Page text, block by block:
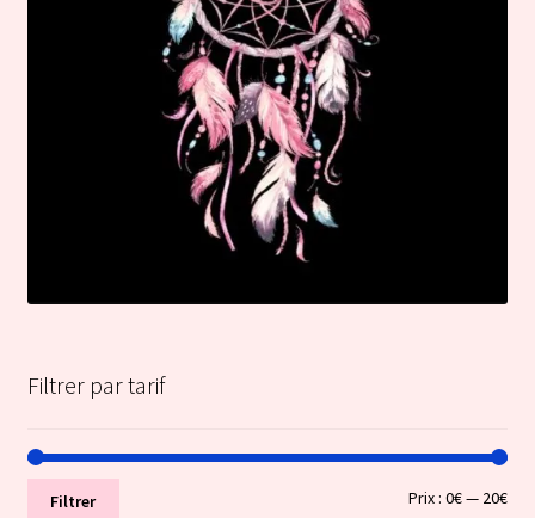
Filtrer par tarif
Prix
Prix
Filtrer Prix :0€— 20€